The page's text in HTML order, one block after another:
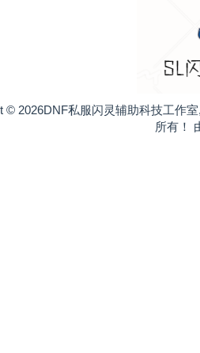
© 2026DNF私服闪灵辅助科技工作
所有！